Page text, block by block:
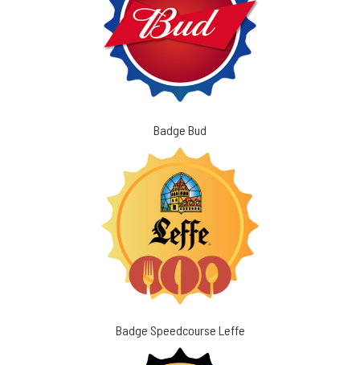
Badge Bud
Badge Speedcourse Leffe